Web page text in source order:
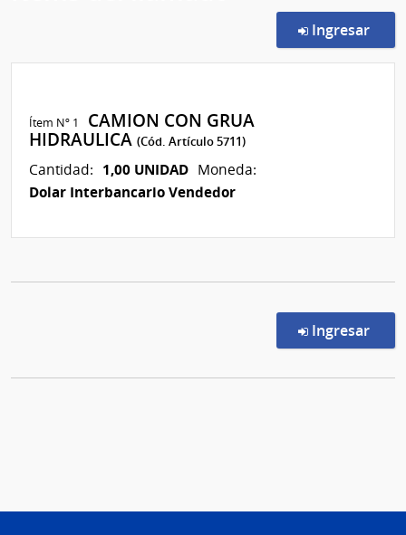
Ingresar
Ítem Nº 1
CAMION CON GRUA
HIDRAULICA(Cód. Artículo 5711)
Cantidad: 1,00 UNIDAD Moneda:
Dolar Interbancario Vendedor
Ingresar